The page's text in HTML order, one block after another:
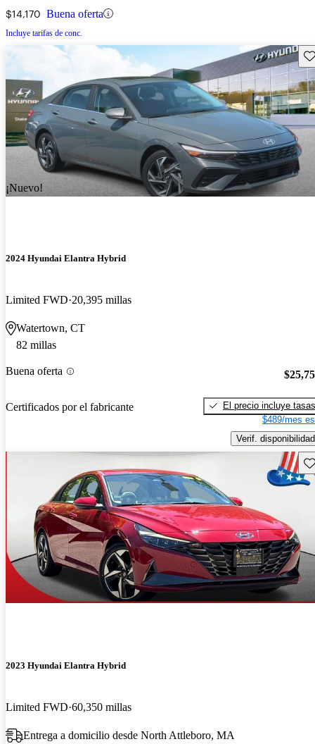
$14,170 Buena oferta
Incluye tarifas de conc.
¡Nuevo!
2024 Hyundai Elantra Hybrid
Limited FWD 20,395 millas
Watertown, CT
82 millas
Buena oferta
Certificados por el fabricante
El precio incluye tasas
$489/mes
Verif. disponibilidad
2023 Hyundai Elantra Hybrid
Limited FWD 60,350 millas
Entrega a domicilio desde North Attleboro, MA